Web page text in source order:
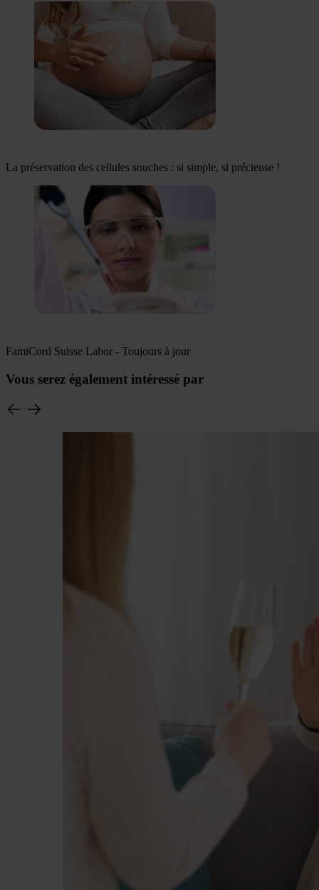
La préservation des cellules souches : si simple, si précieuse !
FamiCord Suisse Labor - Toujours à jour
Vous serez également intéressé par